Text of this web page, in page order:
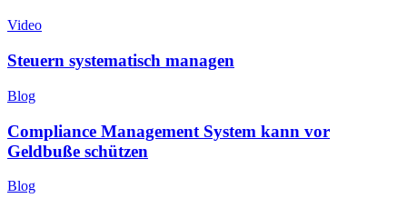
Video
Steuern systematisch managen
Blog
Compliance Management System kann vor
Geldbuße schützen
Blog